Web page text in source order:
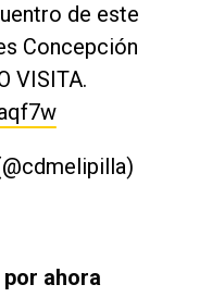
de este
Concepción
VISITA.
ahora